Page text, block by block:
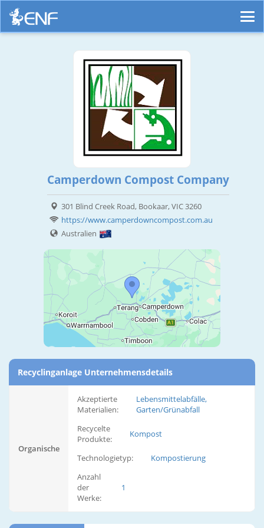
Camperdown Compost Company
301 Blind Creek Road, Bookaar, VIC 3260
https://www.camperdowncompost.com.au
Australien
Recyclinganlage Unternehmensdetails
Organische
Akzeptierte
Materialien:
Lebensmittelabfälle,
Garten/Grünabfall
Recycelte
Produkte:
Kompost
Technologietyp:
Kompostierung
Anzahl
der
Werke:
1